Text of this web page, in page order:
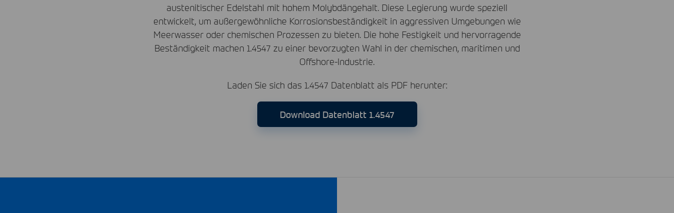
austenitischer Edelstahl mit hohem Molybdängehalt. Diese Legierung wurde speziell
entwickelt, um außergewöhnliche Korrosionsbeständigkeit in aggressiven Umgebungen wie
Meerwasser oder chemischen Prozessen zu bieten. Die hohe Festigkeit und hervorragende
Beständigkeit machen 1.4547 zu einer bevorzugten Wahl in der chemischen, maritimen und
Offshore-Industrie.
Laden Sie sich das 1.4547 Datenblatt als PDFherunter:
Download Datenblatt 1.4547